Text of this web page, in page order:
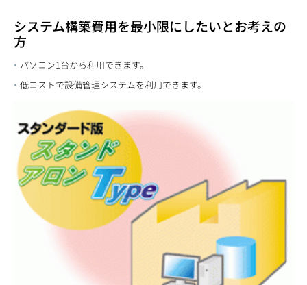
システム構築費用を最小限にしたいとお考えの
方
パソコン1台から利用できます。
低コストで設備管理システムを利用できます。